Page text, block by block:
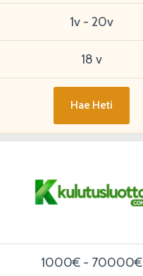
1v - 20v
18 v
Hae Heti
1000€ - 70000€